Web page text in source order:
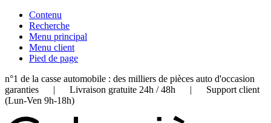
Contenu
Recherche
Menu principal
Menu client
Pied de page
n°1 de la casse automobile : des milliers de pièces auto d'occasion
garanties | Livraison gratuite 24h / 48h | Support client
(Lun-Ven 9h-18h)